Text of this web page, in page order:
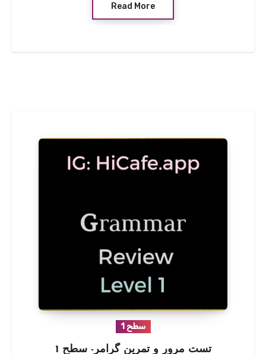
Read More
سطح 1
تست مرور و تمرین گرامر- سطح 1